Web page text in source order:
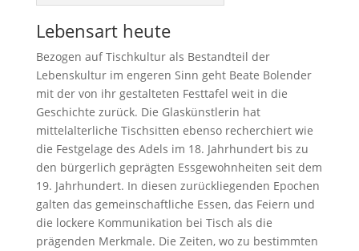
Lebensart heute
Bezogen auf Tischkultur als Bestandteil der
Lebenskultur im engeren Sinn geht Beate Bolender
mit der von ihr gestalteten Festtafel weit in die
Geschichte zurück. Die Glaskünstlerin hat
mittelalterliche Tischsitten ebenso recherchiert wie
die Festgelage des Adels im 18. Jahrhundert bis zu
den bürgerlich geprägten Essgewohnheiten seit dem
19. Jahrhundert. In diesen zurückliegenden Epochen
galten das gemeinschaftliche Essen, das Feiern und
die lockere Kommunikation bei Tisch als die
prägenden Merkmale. Die Zeiten, wo zu bestimmten